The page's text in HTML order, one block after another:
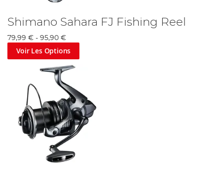
Shimano Sahara FJ Fishing Reel
79,99 € - 95,90 €
Voir Les Options